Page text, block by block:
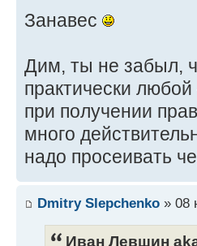
Занавес
Дим, ты не забыл,
практически
при получении
много
надо просеивать
Dmitry Slepchenko » 08
Иван Левшин